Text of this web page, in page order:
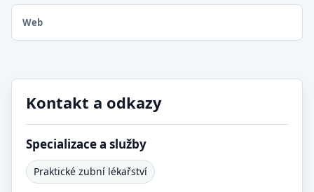
Web
Kontakt a odkazy
Specializace a služby
Praktické zubní lékařství